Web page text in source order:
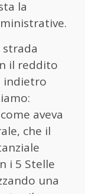
la
il reddito
indietro
aveva
che il
i 5 Stelle
una